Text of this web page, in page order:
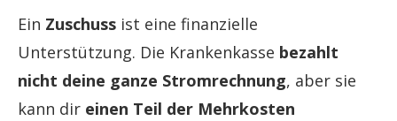
Ein Zuschuss ist eine finanzielle
Unterstützung. Die Krankenkasse bezahlt
nicht deine ganze Stromrechnung, aber sie
kann dir einen Teil der Mehrkosten